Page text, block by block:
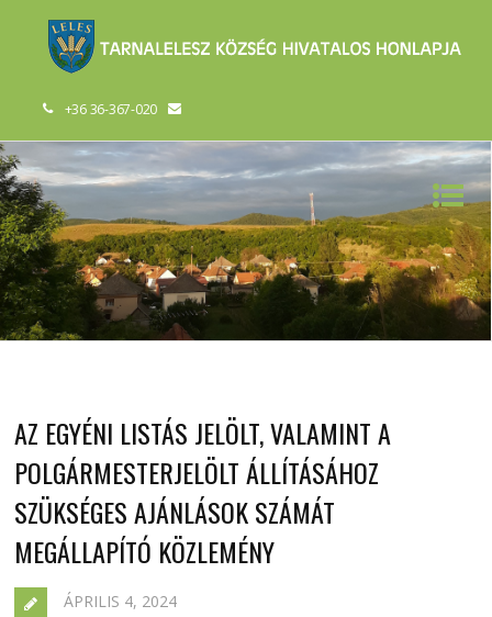
+36 36-367-020
AZ EGYÉNI LISTÁS JELÖLT, VALAMINT A
POLGÁRMESTERJELÖLT ÁLLÍTÁSÁHOZ
SZÜKSÉGES AJÁNLÁSOK SZÁMÁT
MEGÁLLAPÍTÓ KÖZLEMÉNY
ÁPRILIS 4, 2024